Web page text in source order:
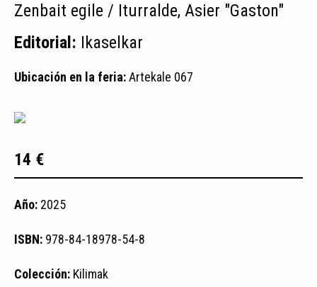
Zenbait egile / Iturralde, Asier "Gaston"
Editorial: Ikaselkar
Ubicación en la feria:Artekale 067
14 €
Año: 2025
ISBN: 978-84-18978-54-8
Colección: Kilimak